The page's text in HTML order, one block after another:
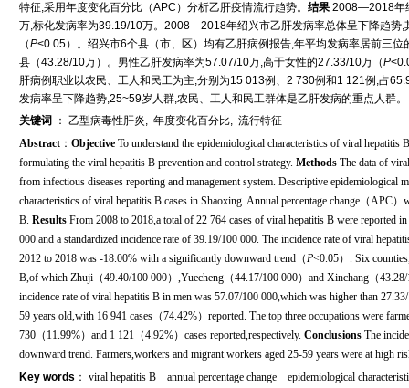
特征,采用年度变化百分比（APC）分析乙肝疫情流行趋势。 结果2008—2018年
万,标化发病率为39.19/10万。2008—2018年绍兴市乙肝发病率总体呈下降趋
（P<0.05）。绍兴市6个县（市、区）均有乙肝病例报告,年平均发病率居前三
县（43.28/10万）。男性乙肝发病率为57.07/10万,高于女性的27.33/10万（P
肝病例职业以农民、工人和民工为主,分别为15 013例、2 730例和1 121例,占
发病率呈下降趋势,25~59岁人群,农民、工人和民工群体是乙肝发病的重点人群。
关键词
： 乙型病毒性肝炎, 年度变化百分比, 流行特征
Abstract： ObjectiveTo understand the epidemiological characteristics of viral
formulating the viral hepatitis B prevention and control strategy. MethodsThe data of
from infectious diseases reporting and management system. Descriptive epidemiological
characteristics of viral hepatitis B cases in Shaoxing. Annual percentage change（APC
B. ResultsFrom 2008 to 2018,a total of 22 764 cases of viral hepatitis B were reported
000 and a standardized incidence rate of 39.19/100 000. The incidence rate of viral
2012 to 2018 was -18.00% with a significantly downward trend（P<0.05）. Six
B,of which Zhuji（49.40/100 000）,Yuecheng（44.17/100 000）and Xinchang（43.28/
incidence rate of viral hepatitis B in men was 57.07/100 000,which was higher than
59 years old,with 16 941 cases（74.42%）reported. The top three occupations were
730（11.99%）and 1 121（4.92%）cases reported,respectively. ConclusionsThe
downward trend. Farmers,workers and migrant workers aged 25-59 years were at high
Key words ： viral hepatitis B annual percentage change
epidemiological